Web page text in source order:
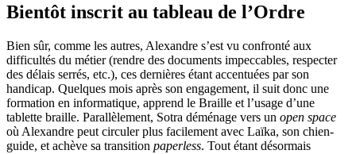
Bientôt inscrit au tableau de l’Ordre
Bien sûr, comme les autres, Alexandre s’est vu confronté aux
difficultés du métier(rendre des documents impeccables, respecter
des délais serrés, etc.), ces dernières étant accentuées par son
handicap. Quelques mois après son engagement, il suit donc une
formation en informatique, apprend le Braille et l’usage d’une
tablette braille. Parallèlement, Sotra déménage vers un open space
où Alexandre peut circuler plus facilement avec Laïka, son chien-
guide, et achève sa transition paperless. Tout étant désormais